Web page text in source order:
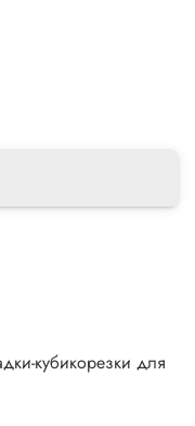
кубикорезки для